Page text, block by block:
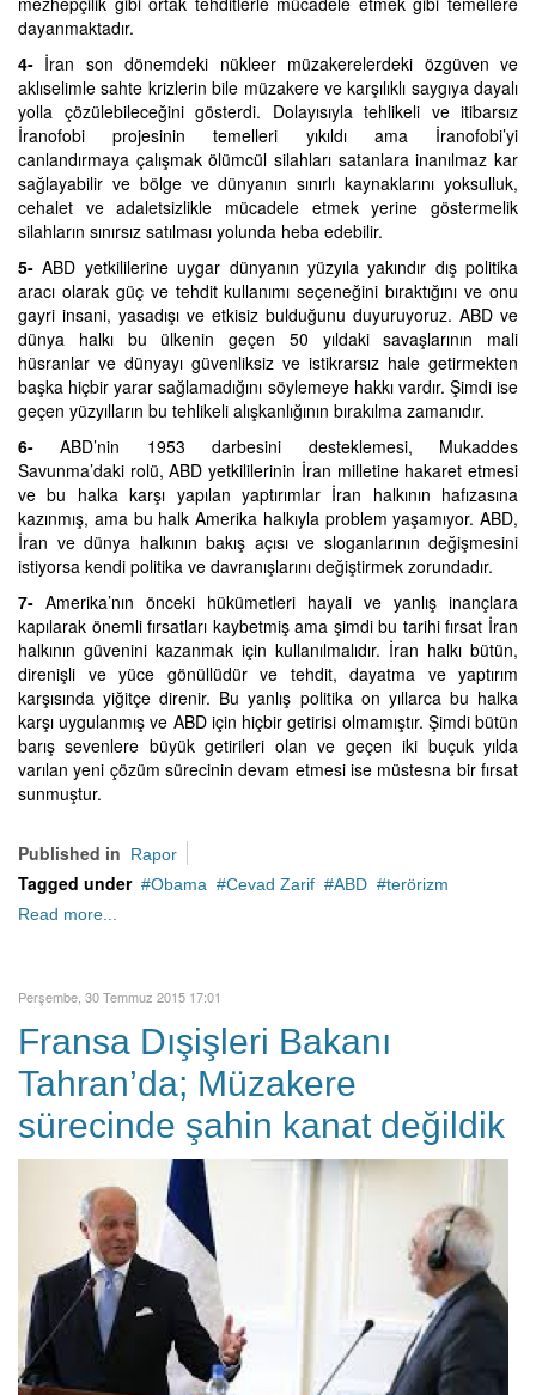
dayanmaktadır.
4- İran son dönemdeki nükleer müzakerelerdeki özgüven ve
aklıselimle sahte krizlerin bile müzakere ve karşılıklı saygıya dayalı
yolla çözülebileceğini gösterdi. Dolayısıyla tehlikeli ve itibarsız
İranofobi projesinin temelleri yıkıldı ama İranofobi’yi
canlandırmaya çalışmak ölümcül silahları satanlara inanılmaz kar
sağlayabilir ve bölge ve dünyanın sınırlı kaynaklarını yoksulluk,
cehalet ve adaletsizlikle mücadele etmek yerine göstermelik
silahların sınırsız satılması yolunda heba edebilir.
5- ABD yetkililerine uygar dünyanın yüzyıla yakındır dış politika
aracı olarak güç ve tehdit kullanımı seçeneğini bıraktığını ve onu
gayri insani, yasadışı ve etkisiz bulduğunu duyuruyoruz. ABD ve
dünya halkı bu ülkenin geçen 50 yıldaki savaşlarının mali
hüsranlar ve dünyayı güvenliksiz ve istikrarsız hale getirmekten
başka hiçbir yarar sağlamadığını söylemeye hakkı vardır. Şimdi ise
geçen yüzyılların bu tehlikeli alışkanlığının bırakılma zamanıdır.
6- ABD’nin 1953 darbesini desteklemesi, Mukaddes
Savunma’daki rolü, ABD yetkililerinin İran milletine hakaret etmesi
ve bu halka karşı yapılan yaptırımlar İran halkının hafızasına
kazınmış, ama bu halk Amerika halkıyla problem yaşamıyor. ABD,
İran ve dünya halkının bakış açısı ve sloganlarının değişmesini
istiyorsa kendi politika ve davranışlarını değiştirmek zorundadır.
7- Amerika’nın önceki hükümetleri hayali ve yanlış inançlara
kapılarak önemli fırsatları kaybetmiş ama şimdi bu tarihi fırsat İran
halkının güvenini kazanmak için kullanılmalıdır. İran halkı bütün,
direnişli ve yüce gönüllüdür ve tehdit, dayatma ve yaptırım
karşısında yiğitçe direnir. Bu yanlış politika on yıllarca bu halka
karşı uygulanmış ve ABD için hiçbir getirisi olmamıştır. Şimdi bütün
barış sevenlere büyük getirileri olan ve geçen iki buçuk yılda
varılan yeni çözüm sürecinin devam etmesi ise müstesna bir fırsat
sunmuştur.
Published in Rapor
Tagged under Obama Cevad Zarif ABD
terörizm
Read more...
Perşembe, 30 Temmuz 2015 17:01
Fransa Dışişleri Bakanı
Tahran’da; Müzakere
sürecinde şahin kanat değildik